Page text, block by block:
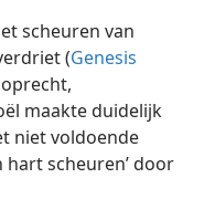
scheuren van
(Genesis
maakte duidelijk
niet voldoende
hart scheuren’ door